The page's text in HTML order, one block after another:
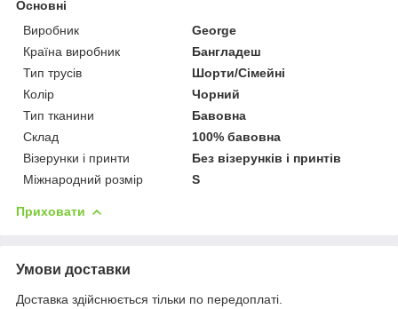
Основні
Виробник
George
Країна виробник
Бангладеш
Тип трусів
Шорти/Сімейні
Колір
Чорний
Тип тканини
Бавовна
Склад
100% бавовна
Візерунки і принти
Без візерунків і принтів
Міжнародний розмір
S
Приховати
Умови доставки
Доставка здійснюється тільки по передоплаті.